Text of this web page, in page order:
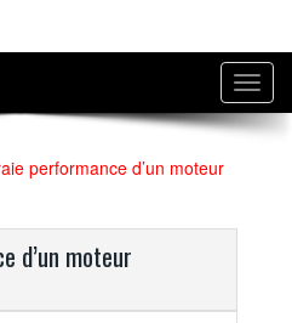
performance d’un moteur
d’un moteur